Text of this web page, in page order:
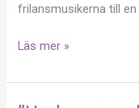
frilansmusikerna till
Läs mer »